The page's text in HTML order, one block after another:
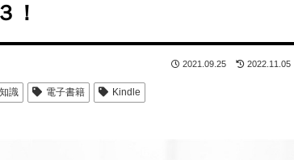
３！
2021.09.25 2022.11.05
識 電子書籍 Kindle